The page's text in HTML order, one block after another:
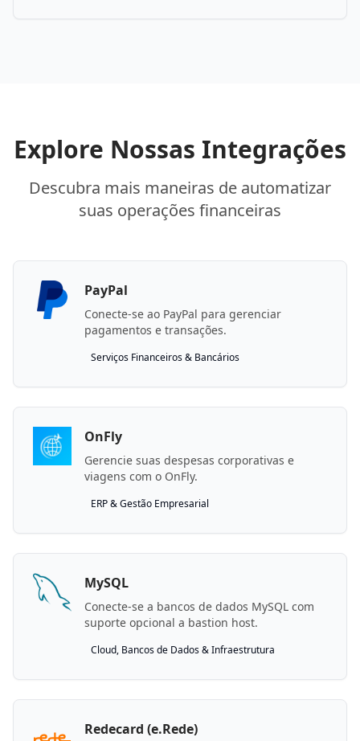
Explore Nossas Integrações
Descubra mais maneiras de automatizar
suas operações financeiras
PayPal
Conecte-se ao PayPal para gerenciar
pagamentos e transações.
Serviços Financeiros & Bancários
OnFly
Gerencie suas despesas corporativas e
viagens com o OnFly.
ERP & Gestão Empresarial
MySQL
Conecte-se a bancos de dados MySQL com
suporte opcional a bastion host.
Cloud, Bancos de Dados & Infraestrutura
Redecard (e.Rede)